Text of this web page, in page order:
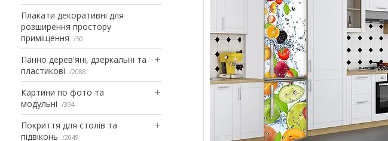
Плакати декоративні для
розширення простору
приміщення
50
Панно дерев'яні, дзеркальні та
пластикові
2088
Картини по фото та
модульні
394
Покриття для столів та
підвіконь
2049